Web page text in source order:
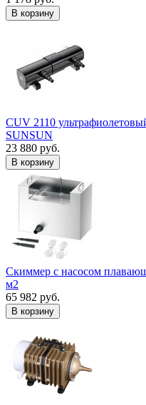
В корзину
CUV 2110
SUNSUN
23 880 руб.
В корзину
Скиммер с насосом
м2
65 982 руб.
В корзину